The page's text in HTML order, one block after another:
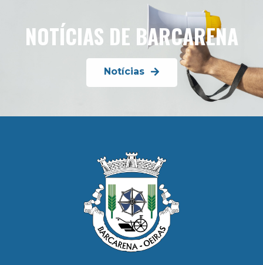
NOTÍCIAS DE BARCARENA
Notícias